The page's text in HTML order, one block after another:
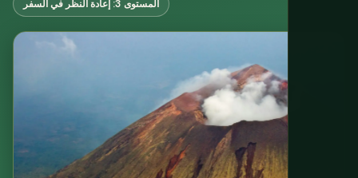
المستوى 3: إعادة النظر في السفر